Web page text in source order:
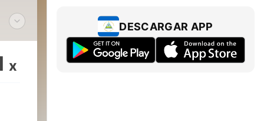
x
DESCARGAR APP